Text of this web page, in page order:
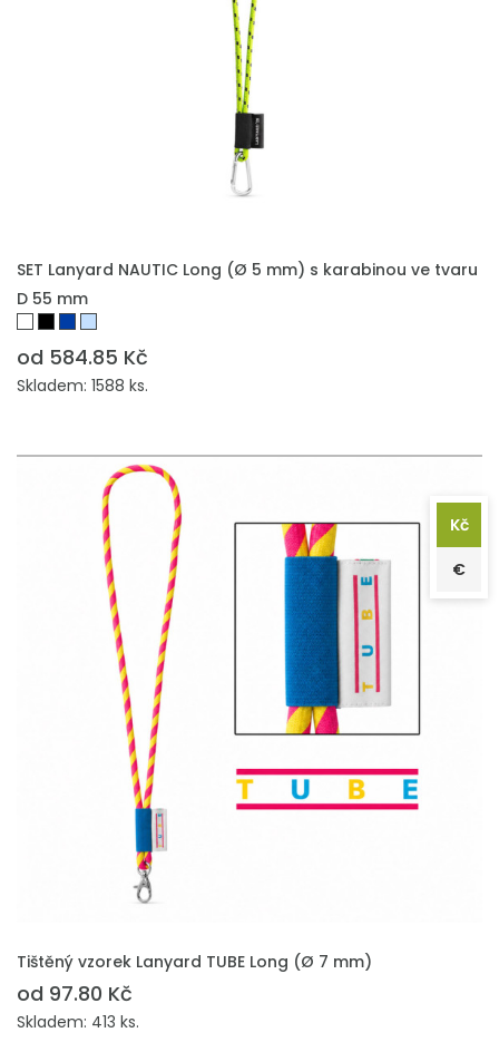
PŘIDAT DO POPTÁVKY
SET Lanyard NAUTIC Long (Ø 5 mm) s karabinou ve tvaru
D 55 mm
od 584.85 Kč
Skladem: 1588 ks.
PŘIDAT DO POPTÁVKY
Tištěný vzorek Lanyard TUBE Long (Ø 7 mm)
od 97.80 Kč
Skladem: 413 ks.
Kč
€